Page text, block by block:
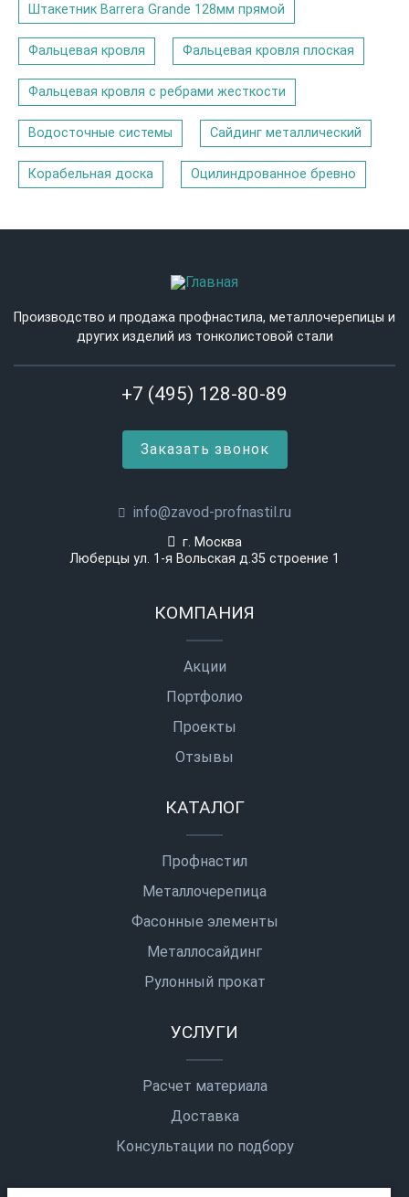
Штакетник Barrera Grande 128мм прямой
Фальцевая кровля Фальцевая кровля плоская
Фальцевая кровля с ребрами жесткости
Водосточные системы Сайдинг металлический
Корабельная доска Оцилиндрованное бревно
Производство и продажа профнастила, металлочерепицы и
других изделий из тонколистовой стали
+7 (495) 128-80-89
Заказать звонок
info@zavod-profnastil.ru
г. Москва
Люберцы ул. 1-я Вольская д.35 строение 1
КОМПАНИЯ
Акции
Портфолио
Проекты
Отзывы
КАТАЛОГ
Профнастил
Металлочерепица
Фасонные элементы
Металлосайдинг
Рулонный прокат
УСЛУГИ
Расчет материала
Доставка
Консультации по подбору